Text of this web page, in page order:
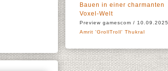
Bauen in einer charmanten
Voxel-Welt
Preview gamescom / 10.09.2025
Amrit 'GrollTroll' Thukral